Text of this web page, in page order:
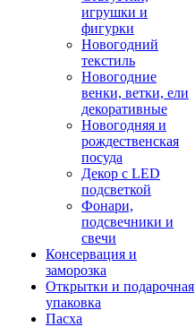
игрушки и
фигурки
Новогодний
текстиль
Новогодние
венки, ветки, ели
декоративные
Новогодняя и
рождественская
посуда
Декор с LED
подсветкой
Фонари,
подсвечники и
свечи
Консервация и
заморозка
Открытки и подарочная
упаковка
Пасха